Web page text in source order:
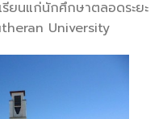
รียนแก่นักศึกษาตลอดระยะ
University